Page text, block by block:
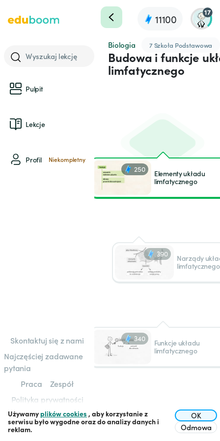
11100
17
Wyszukaj lekcję
Pulpit
Lekcje
Profil Niekompletny
Skontaktuj się z nami
Najczęściej zadawane
pytania
Praca
Zespół
Polityka prywatności
Regulamin
Biologia 7 Szkoła Podstawowa
Budowa i funkcje
limfatycznego
250
Elementy układu
limfatycznego
390
Narządy
limfatycznego
340
Funkcje układu
limfatycznego
Używamy plików cookies , aby korzystanie z
serwisu było wygodne oraz do analizy danych i
reklam.
Odmowa
OK